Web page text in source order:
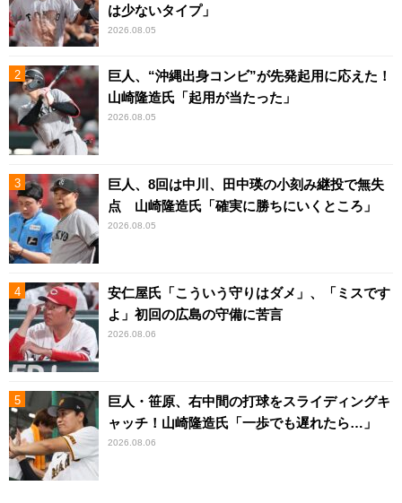
は少ないタイプ」
2026.08.05
巨人、“沖縄出身コンビ”が先発起用に応えた！
山崎隆造氏「起用が当たった」
2026.08.05
巨人、8回は中川、田中瑛の小刻み継投で無失
点 山崎隆造氏「確実に勝ちにいくところ」
2026.08.05
安仁屋氏「こういう守りはダメ」、「ミスです
よ」初回の広島の守備に苦言
2026.08.06
巨人・笹原、右中間の打球をスライディングキ
ャッチ！山崎隆造氏「一歩でも遅れたら…」
2026.08.06